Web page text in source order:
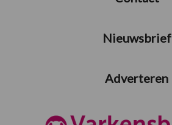
Nieuwsbrief
Adverteren